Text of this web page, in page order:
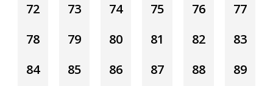
72
73 74 75 76
77
78
79 80 81 82
83
84
85 86 87 88
89